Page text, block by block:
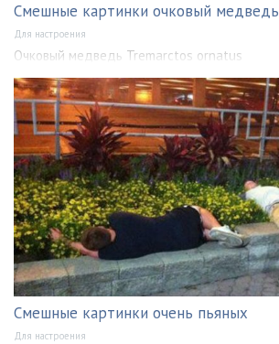
Смешные картинки очковый медведь
Для настроения
Очковый медведь Tremarctos ornatus
Смешные картинки очень пьяных
Для настроения